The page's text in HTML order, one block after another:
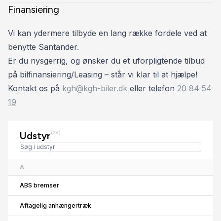
Finansiering
Vi kan ydermere tilbyde en lang række fordele ved at
benytte Santander.
Er du nysgerrig, og ønsker du et uforpligtende tilbud
på bilfinansiering/Leasing – står vi klar til at hjælpe!
Kontakt os på kgh@kgh-biler.dk eller telefon 20 84 54
19
Udstyr(28)
A
ABS bremser
Aftagelig anhængertræk